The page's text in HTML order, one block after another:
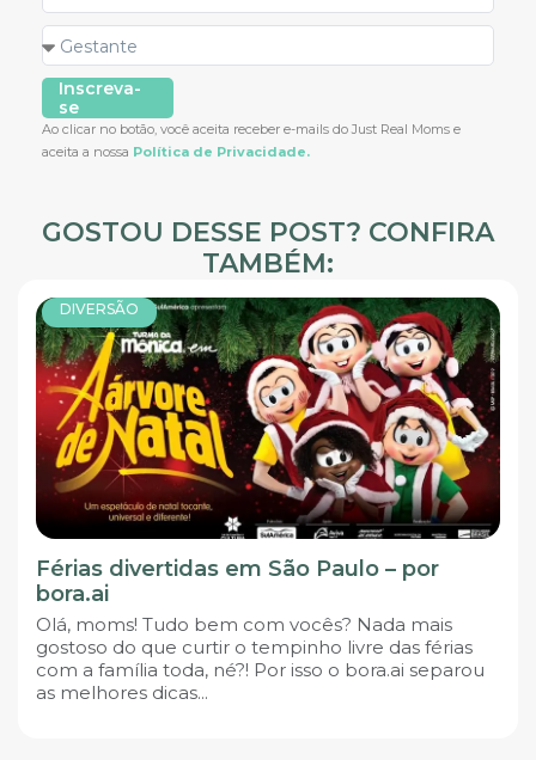
Inscreva-
se
Ao clicar no botão, você aceita receber e-mails do Just Real Moms e
aceita a nossa Política de Privacidade.
GOSTOU DESSE POST? CONFIRA
TAMBÉM:
DIVERSÃO
Férias divertidas em São Paulo – por
bora.ai
Olá, moms! Tudo bem com vocês? Nada mais
gostoso do que curtir o tempinho livre das férias
com a família toda, né?! Por isso o bora.ai separou
as melhores dicas...